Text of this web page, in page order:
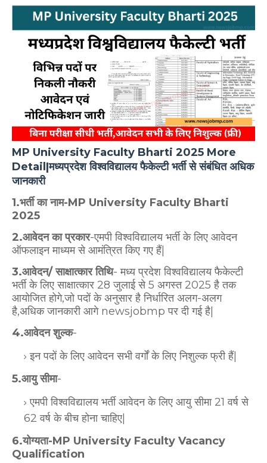
MP University Faculty Bharti 2025 More
Detail|मध्यप्रदेश विश्वविद्यालय फैकेल्टी भर्ती से संबंधित अधिक
जानकारी
1.भर्ती का नाम-MP University Faculty Bharti
2025
2.आवेदन का प्रकार-एमपी विश्वविद्यालय भर्ती के लिए आवेदन
ऑफलाइन माध्यम से आमंत्रित किए गए हैं|
3.आवेदन/ साक्षात्कार तिथि- मध्य प्रदेश विश्वविद्यालय फैकेल्टी
भर्ती के लिए साक्षात्कार 28 जुलाई से 5 अगस्त 2025 है तक
आयोजित होगे,जो पदों के अनुसार है निर्धारित अलग-अलग
है,अधिक जानकारी आगे newsjobmp पर दी गई है|
4.आवेदन शुल्क-
इन पदों के लिए आवेदन सभी वर्गों के लिए निशुल्क फ्री हैं|
5.आयु सीमा-
एमपी विश्वविद्यालय भर्ती आवेदन के लिए आयु सीमा 21 वर्ष से
62 वर्ष के बीच होना चाहिए|
6.योग्यता-MP University Faculty Vacancy
Qualification